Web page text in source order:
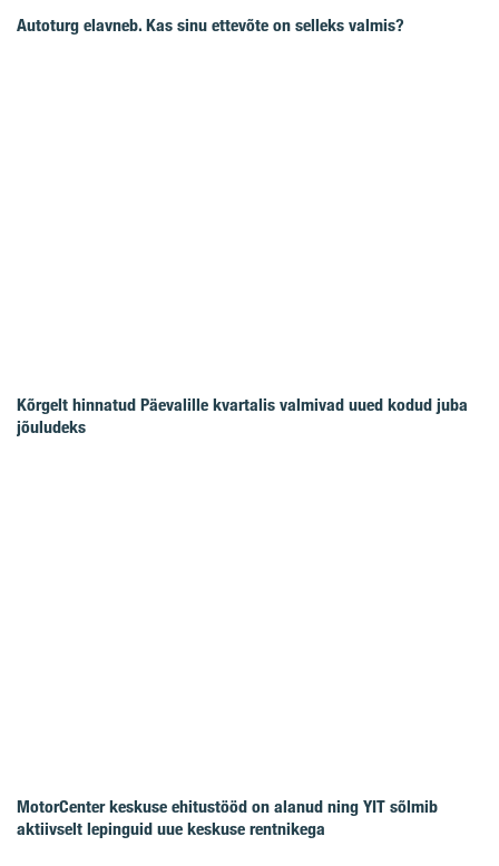
Autoturg elavneb. Kas sinu ettevõte on selleks valmis?
Kõrgelt hinnatud Päevalille kvartalis valmivad uued kodud juba
jõuludeks
MotorCenter keskuse ehitustööd on alanud ning YIT sõlmib
aktiivselt lepinguid uue keskuse rentnikega